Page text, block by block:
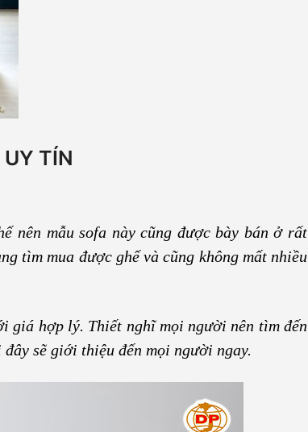
UY TÍN
nên mẫu sofa này cũng được bày bán ở rất
tìm mua được ghế và cũng không mất nhiều
giá hợp lý. Thiết nghĩ mọi người nên tìm đến
sẽ giới thiệu đến mọi người ngay.